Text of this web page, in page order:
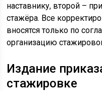
наставнику, второй –
стажёра. Все
вносятся только по
организацию
Издание
стажировке